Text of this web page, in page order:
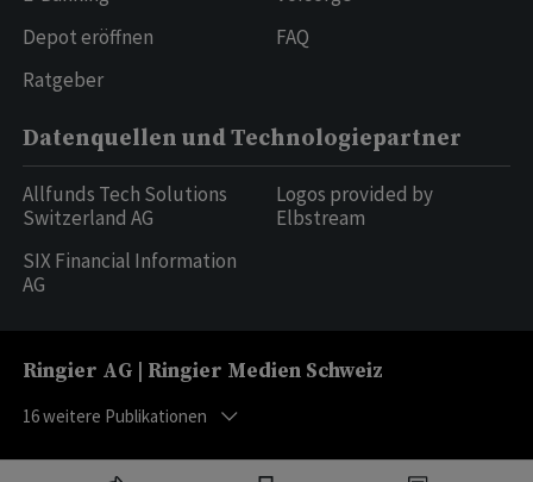
Depot eröffnen
Ratgeber
FAQ
Datenquellen und Technologiepartner
Allfunds Tech Solutions
Switzerland AG
SIX Financial Information
AG
Logos provided by
Elbstream
Ringier AG | Ringier Medien Schweiz
16weitere Publikationen